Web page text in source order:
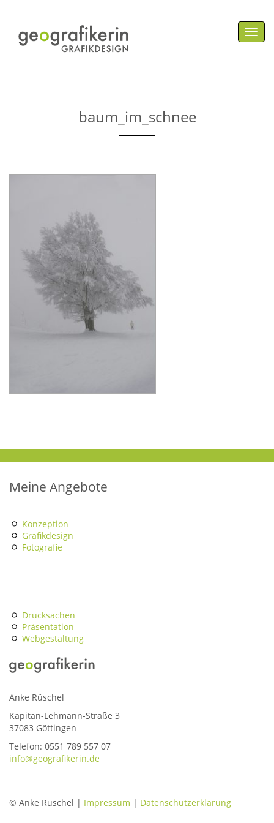
baum_im_schnee
Meine Angebote
Konzeption
Grafikdesign
Fotografie
Drucksachen
Präsentation
Webgestaltung
Anke Rüschel
Kapitän-Lehmann-Straße 3
37083 Göttingen
Telefon: 0551 789 557 07
info@geografikerin.de
© Anke Rüschel | Impressum | Datenschutzerklärung